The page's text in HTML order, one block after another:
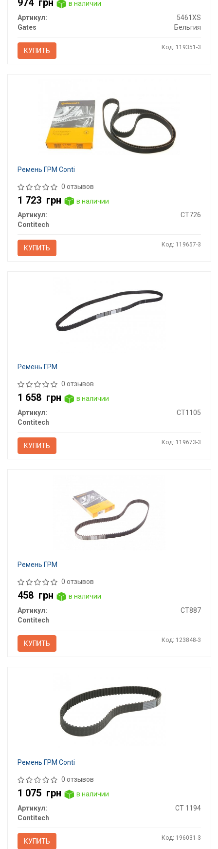
974 грн
в наличии
Артикул:
5461XS
Gates
Бельгия
КУПИТЬ Код: 119351-3
Ремень ГРМ Conti
0 отзывов
1 723 грн
в наличии
Артикул:
CT726
Contitech
КУПИТЬ Код: 119657-3
Ремень ГРМ
0 отзывов
1 658 грн
в наличии
Артикул:
CT1105
Contitech
КУПИТЬ Код: 119673-3
Ремень ГРМ
0 отзывов
458 грн
в наличии
Артикул:
CT887
Contitech
КУПИТЬ Код: 123848-3
Ремень ГРМ Conti
0 отзывов
1 075 грн
в наличии
Артикул:
CT 1194
Contitech
КУПИТЬ Код: 196031-3